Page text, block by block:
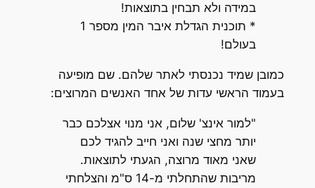
במידה ולא תבחין בתוצאות!
* תוכנית הגדלת איבר המין מספר 1
בעולם!
כמובן שמיד נכנסתי לאתר שלהם. שם מופיעה
בעמוד הראשי עדות של אחד האנשים המרוצים:
"למור אינצ' שלום, אני מנוי אצלכם כבר
יותר מחצי שנה ואני חייב להגיד לכם
שאני מאוד מרוצה, הגעתי לתוצאות.
מריבות שהתחלתי מ-14 ס"מ והצלחתי